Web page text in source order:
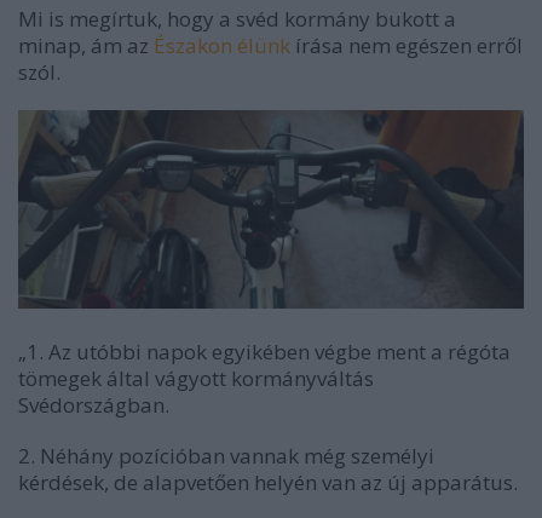
Mi is megírtuk, hogy a svéd kormány bukott a
minap, ám az Északon élünk írása nem egészen erről
szól.
„1. Az utóbbi napok egyikében végbe ment a régóta
tömegek által vágyott kormányváltás
Svédországban.
2. Néhány pozícióban vannak még személyi
kérdések, de alapvetően helyén van az új apparátus.